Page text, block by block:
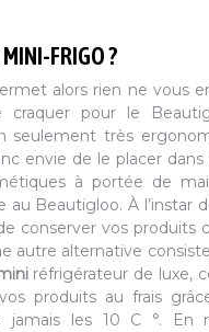
FRIGO ?
alors rien ne vous
craquer pour le
seulement très
envie de le placer
à portée de
Beautigloo. À l’instar
conserver vos produits
autre alternative
réfrigérateur de luxe,
produits au frais
jamais les 10 C °. En